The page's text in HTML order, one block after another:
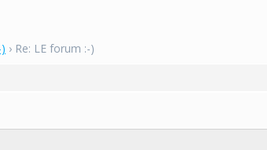
› Re: LE forum :-)